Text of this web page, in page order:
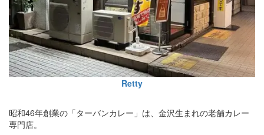
Retty
昭和46年創業の「ターバンカレー」は、金沢生まれの老舗カレー
専門店。